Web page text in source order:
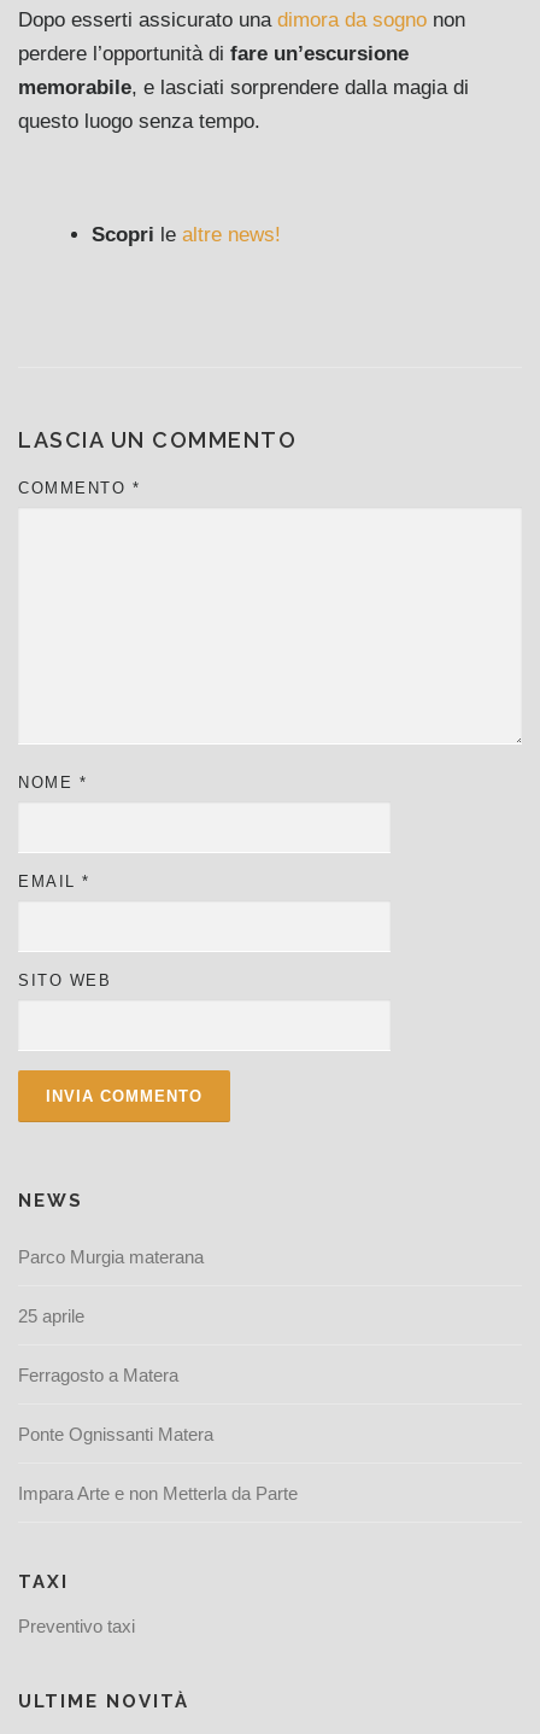
Dopo esserti assicurato una dimora da sogno non
perdere l’opportunità di fare un’escursione
memorabile, e lasciati sorprendere dalla magia di
questo luogo senza tempo.
Scopri lealtre news!
LASCIA UN COMMENTO
COMMENTO *
NOME *
EMAIL *
SITO WEB
NEWS
Parco Murgia materana
25 aprile
Ferragosto a Matera
Ponte Ognissanti Matera
Impara Arte e non Metterla da Parte
TAXI
Preventivo taxi
ULTIME NOVITÀ